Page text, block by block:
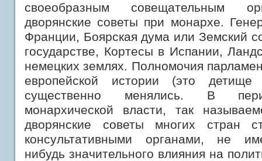
своеобразным совещательным
дворянские советы при монархе.
Франции, Боярская дума или Земский
государстве, Кортесы в Испании,
немецких землях. Полномочия
европейской истории (это
существенно менялись. В
монархической власти, так
дворянские советы многих стран
консультативными органами, не
нибудь значительного влияния на